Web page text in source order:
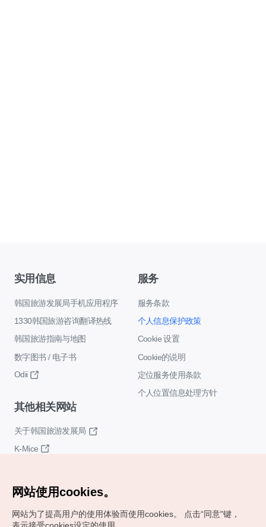
实用信息
韩国旅游发展局手机应用程序
1330韩国旅游咨询翻译热线
韩国旅游指南与地图
数字图书 / 电子书
Odii
服务
服务条款
个人信息保护政策
Cookie 设置
Cookie的说明
定位服务使用条款
个人位置信息处理方针
其他相关网站
关于韩国旅游发展局
K-Mice
网站使用cookies。
网站为了提高用户的使用体验而使用cookies。
点击“同意"键，